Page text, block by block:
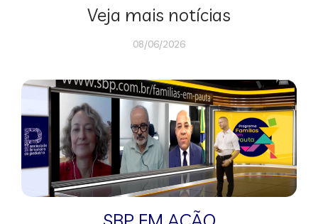
Veja mais notícias
08/06/2026